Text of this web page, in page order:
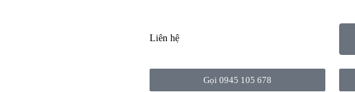
Liên hệ
Gọi 0945 105 678